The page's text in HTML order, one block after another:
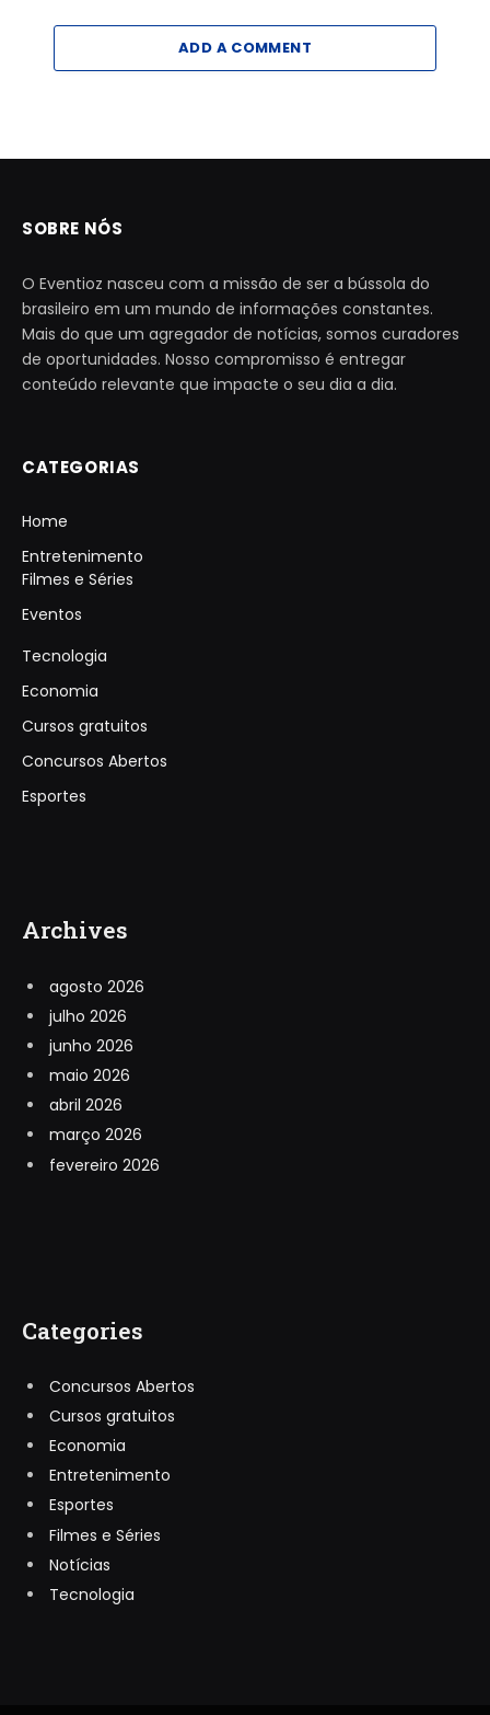
ADD A COMMENT
SOBRE NÓS
O Eventioz nasceu com a missão de ser a bússola do
brasileiro em um mundo de informações constantes.
Mais do que um agregador de notícias, somos curadores
de oportunidades. Nosso compromisso é entregar
conteúdo relevante que impacte o seu dia a dia.
CATEGORIAS
Home
Entretenimento
Filmes e Séries
Eventos
Tecnologia
Economia
Cursos gratuitos
Concursos Abertos
Esportes
Archives
agosto 2026
julho 2026
junho 2026
maio 2026
abril 2026
março 2026
fevereiro 2026
Categories
Concursos Abertos
Cursos gratuitos
Economia
Entretenimento
Esportes
Filmes e Séries
Notícias
Tecnologia